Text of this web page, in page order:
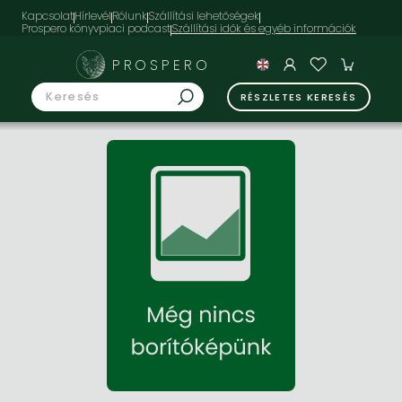
KapcsolatHírlevélRólunkSzállítási lehetőségek
Prospero könyvpiaci podcast
PROSPERO
RÉSZLETES KERESÉS